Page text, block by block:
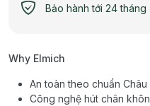
Bảo hành tới 24 tháng
Why Elmich
An toàn theo chuẩn Châu
Công nghệ hút chân